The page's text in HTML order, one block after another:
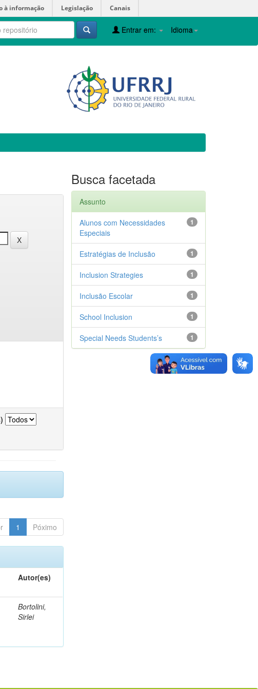
à informação Legislação Canais
Idioma
Entrar em:
1 Póximo
Autor(es)
Bortolini,
Sirlei
Busca facetada
Assunto
1
Alunos com Necessidades
Especiais
1
Estratégias de Inclusão
1
Inclusion Strategies
1
Inclusão Escolar
1
School Inclusion
1
Special Needs Students’s